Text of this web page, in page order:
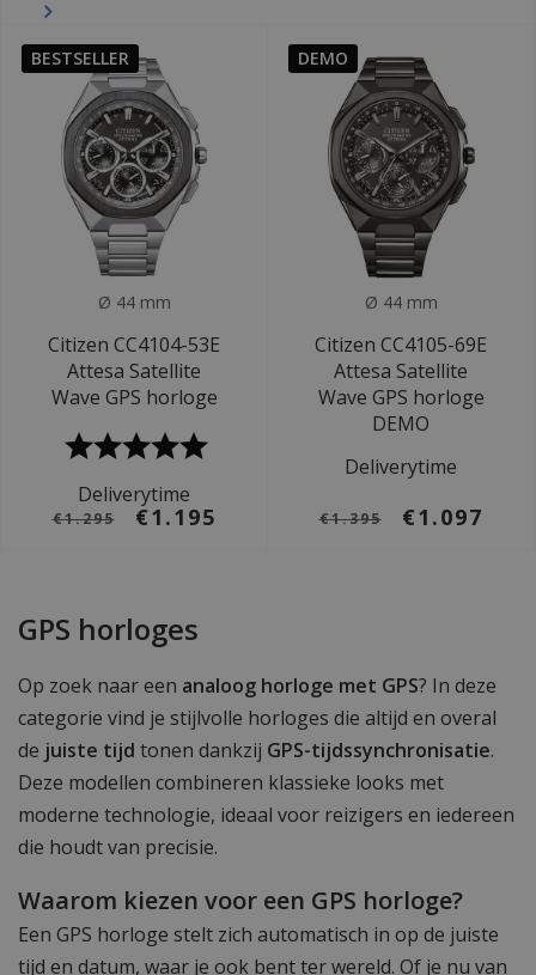
BESTSELLER
Ø 44 mm
Citizen CC4104-53E
Attesa Satellite
Wave GPS horloge
Deliverytime
€1.295 €1.195
DEMO
Ø 44 mm
Citizen CC4105-69E
Attesa Satellite
Wave GPS horloge
DEMO
Deliverytime
€1.395 €1.097
GPS horloges
Op zoek naar een analoog horloge met GPS? In deze
categorie vind je stijlvolle horloges die altijd en overal
de juiste tijd tonen dankzij GPS-tijdssynchronisatie.
Deze modellen combineren klassieke looks met
moderne technologie, ideaal voor reizigers en iedereen
die houdt van precisie.
Waarom kiezen voor een GPS horloge?
Een GPS horloge stelt zich automatisch in op de juiste
tijd en datum, waar je ook bent ter wereld. Of je nu van